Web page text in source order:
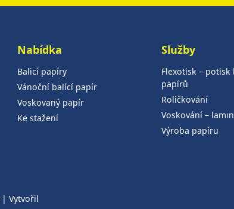
Nabídka
Balicí papíry
Vánoční balící papír
Voskovaný papír
Ke stažení
Služby
Flexotisk – potisk
papírů
Roličkování
Voskování –
Výroba papíru
| Vytvořil